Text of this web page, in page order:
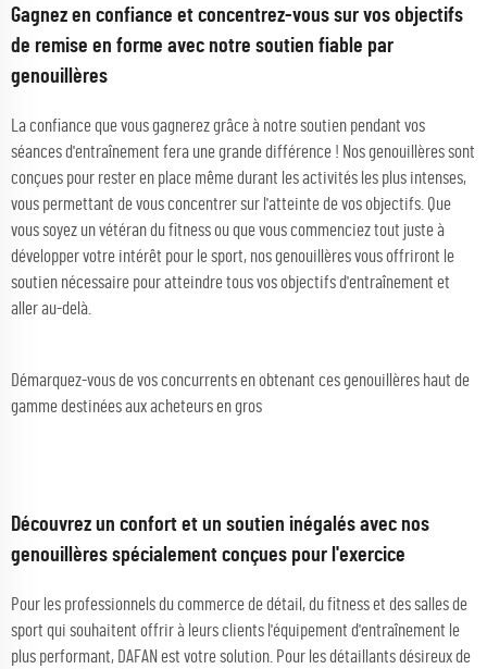
Gagnez en confiance et concentrez-vous sur vos objectifs
de remise en forme avec notre soutien fiable par
genouillères
La confiance que vous gagnerez grâce à notre soutien pendant vos
séances d'entraînement fera une grande différence ! Nos genouillères sont
conçues pour rester en place même durant les activités les plus intenses,
vous permettant de vous concentrer sur l'atteinte de vos objectifs. Que
vous soyez un vétéran du fitness ou que vous commenciez tout juste à
développer votre intérêt pour le sport, nos genouillères vous offriront le
soutien nécessaire pour atteindre tous vos objectifs d'entraînement et
aller au-delà.
Démarquez-vous de vos concurrents en obtenant ces genouillères haut de
gamme destinées aux acheteurs en gros
Découvrez un confort et un soutien inégalés avec nos
genouillères spécialement conçues pour l'exercice
Pour les professionnels du commerce de détail, du fitness et des salles de
sport qui souhaitent offrir à leurs clients l'équipement d'entraînement le
plus performant, DAFAN est votre solution. Pour les détaillants désireux de